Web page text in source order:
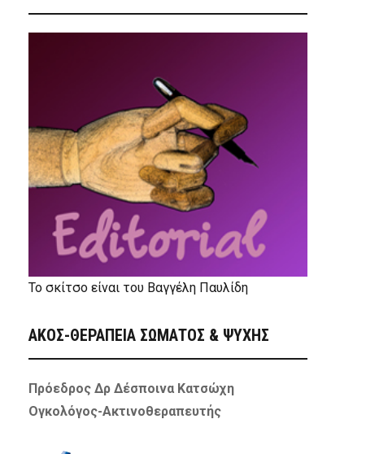
Το σκίτσο είναι του Βαγγέλη Παυλίδη
ΑΚΟΣ-ΘΕΡΑΠΕΙΑ ΣΩΜΑΤΟΣ & ΨΥΧΗΣ
Πρόεδρος Δρ Δέσποινα Κατσώχη
Ογκολόγος-Ακτινοθεραπευτής